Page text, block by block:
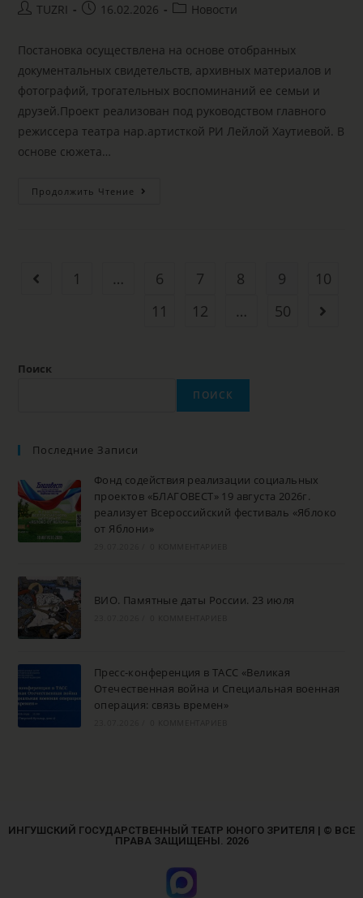
TUZRI 16.02.2026 Новости
Постановка осуществлена на основе отобранных
документальных свидетельств, архивных материалов и
фотографий, трогательных воспоминаний ее семьи и
друзей.Проект реализован под руководством главного
режиссера театра нар.артисткой РИ Лейлой Хаутиевой. В
основе сюжета…
Продолжить Чтение
1 … 6 7 8 9
10
11
12 … 50
Поиск
ПОИСК
Последние Записи
Фонд содействия реализации социальных
проектов «БЛАГОВЕСТ» 19 августа 2026г.
реализует Всероссийский фестиваль «Яблоко
от Яблони»
ВИО. Памятные даты России. 23 июля
Пресс-конференция в ТАСС «Великая
Отечественная война и Специальная военная
операция: связь времен»
ИНГУШСКИЙ ГОСУДАРСТВЕННЫЙ ТЕАТР ЮНОГО ЗРИТЕЛЯ | © ВСЕ
ПРАВА ЗАЩИЩЕНЫ. 2026